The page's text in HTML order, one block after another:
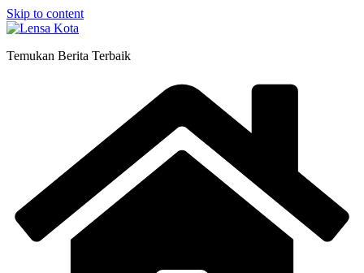
Skip to content
Temukan Berita Terbaik